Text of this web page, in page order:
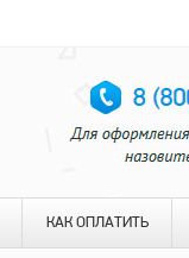
КАК ОПЛАТИТЬ